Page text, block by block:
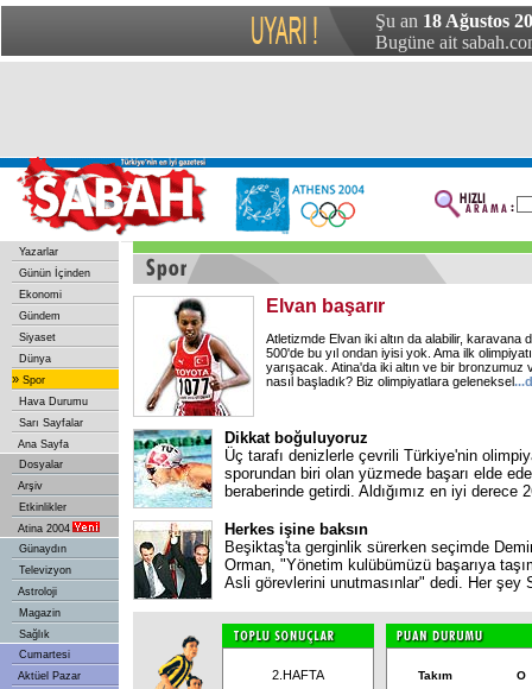
Şu an 18 Ağustos
Bugüne ait
Yazarlar
Günün İçinden
Ekonomi
Gündem
Siyaset
Dünya
» Spor
Hava Durumu
Sarı Sayfalar
Ana Sayfa
Dosyalar
Arşiv
Etkinlikler
Atina 2004
Günaydın
Televizyon
Astroloji
Magazin
Sağlık
Cumartesi
Aktüel Pazar
Elvan başarır
Atletizmde Elvan iki altın da alabilir, karavana
500'de bu yıl ondan iyisi yok. Ama ilk
yarışacak. Atina'da iki altın ve bir bronzumuz
nasıl başladık? Biz olimpiyatlara geleneksel
Dikkat boğuluyoruz
Üç tarafı denizlerle çevrili Türkiye'nin
sporundan biri olan yüzmede başarı elde
beraberinde getirdi. Aldığımız en iyi derece
Herkes işine baksın
Beşiktaş'ta gerginlik sürerken seçimde
Orman, "Yönetim kulübümüzü başarıya
Asli görevlerini unutmasınlar" dedi. Her şey
2.HAFTA
Takım O